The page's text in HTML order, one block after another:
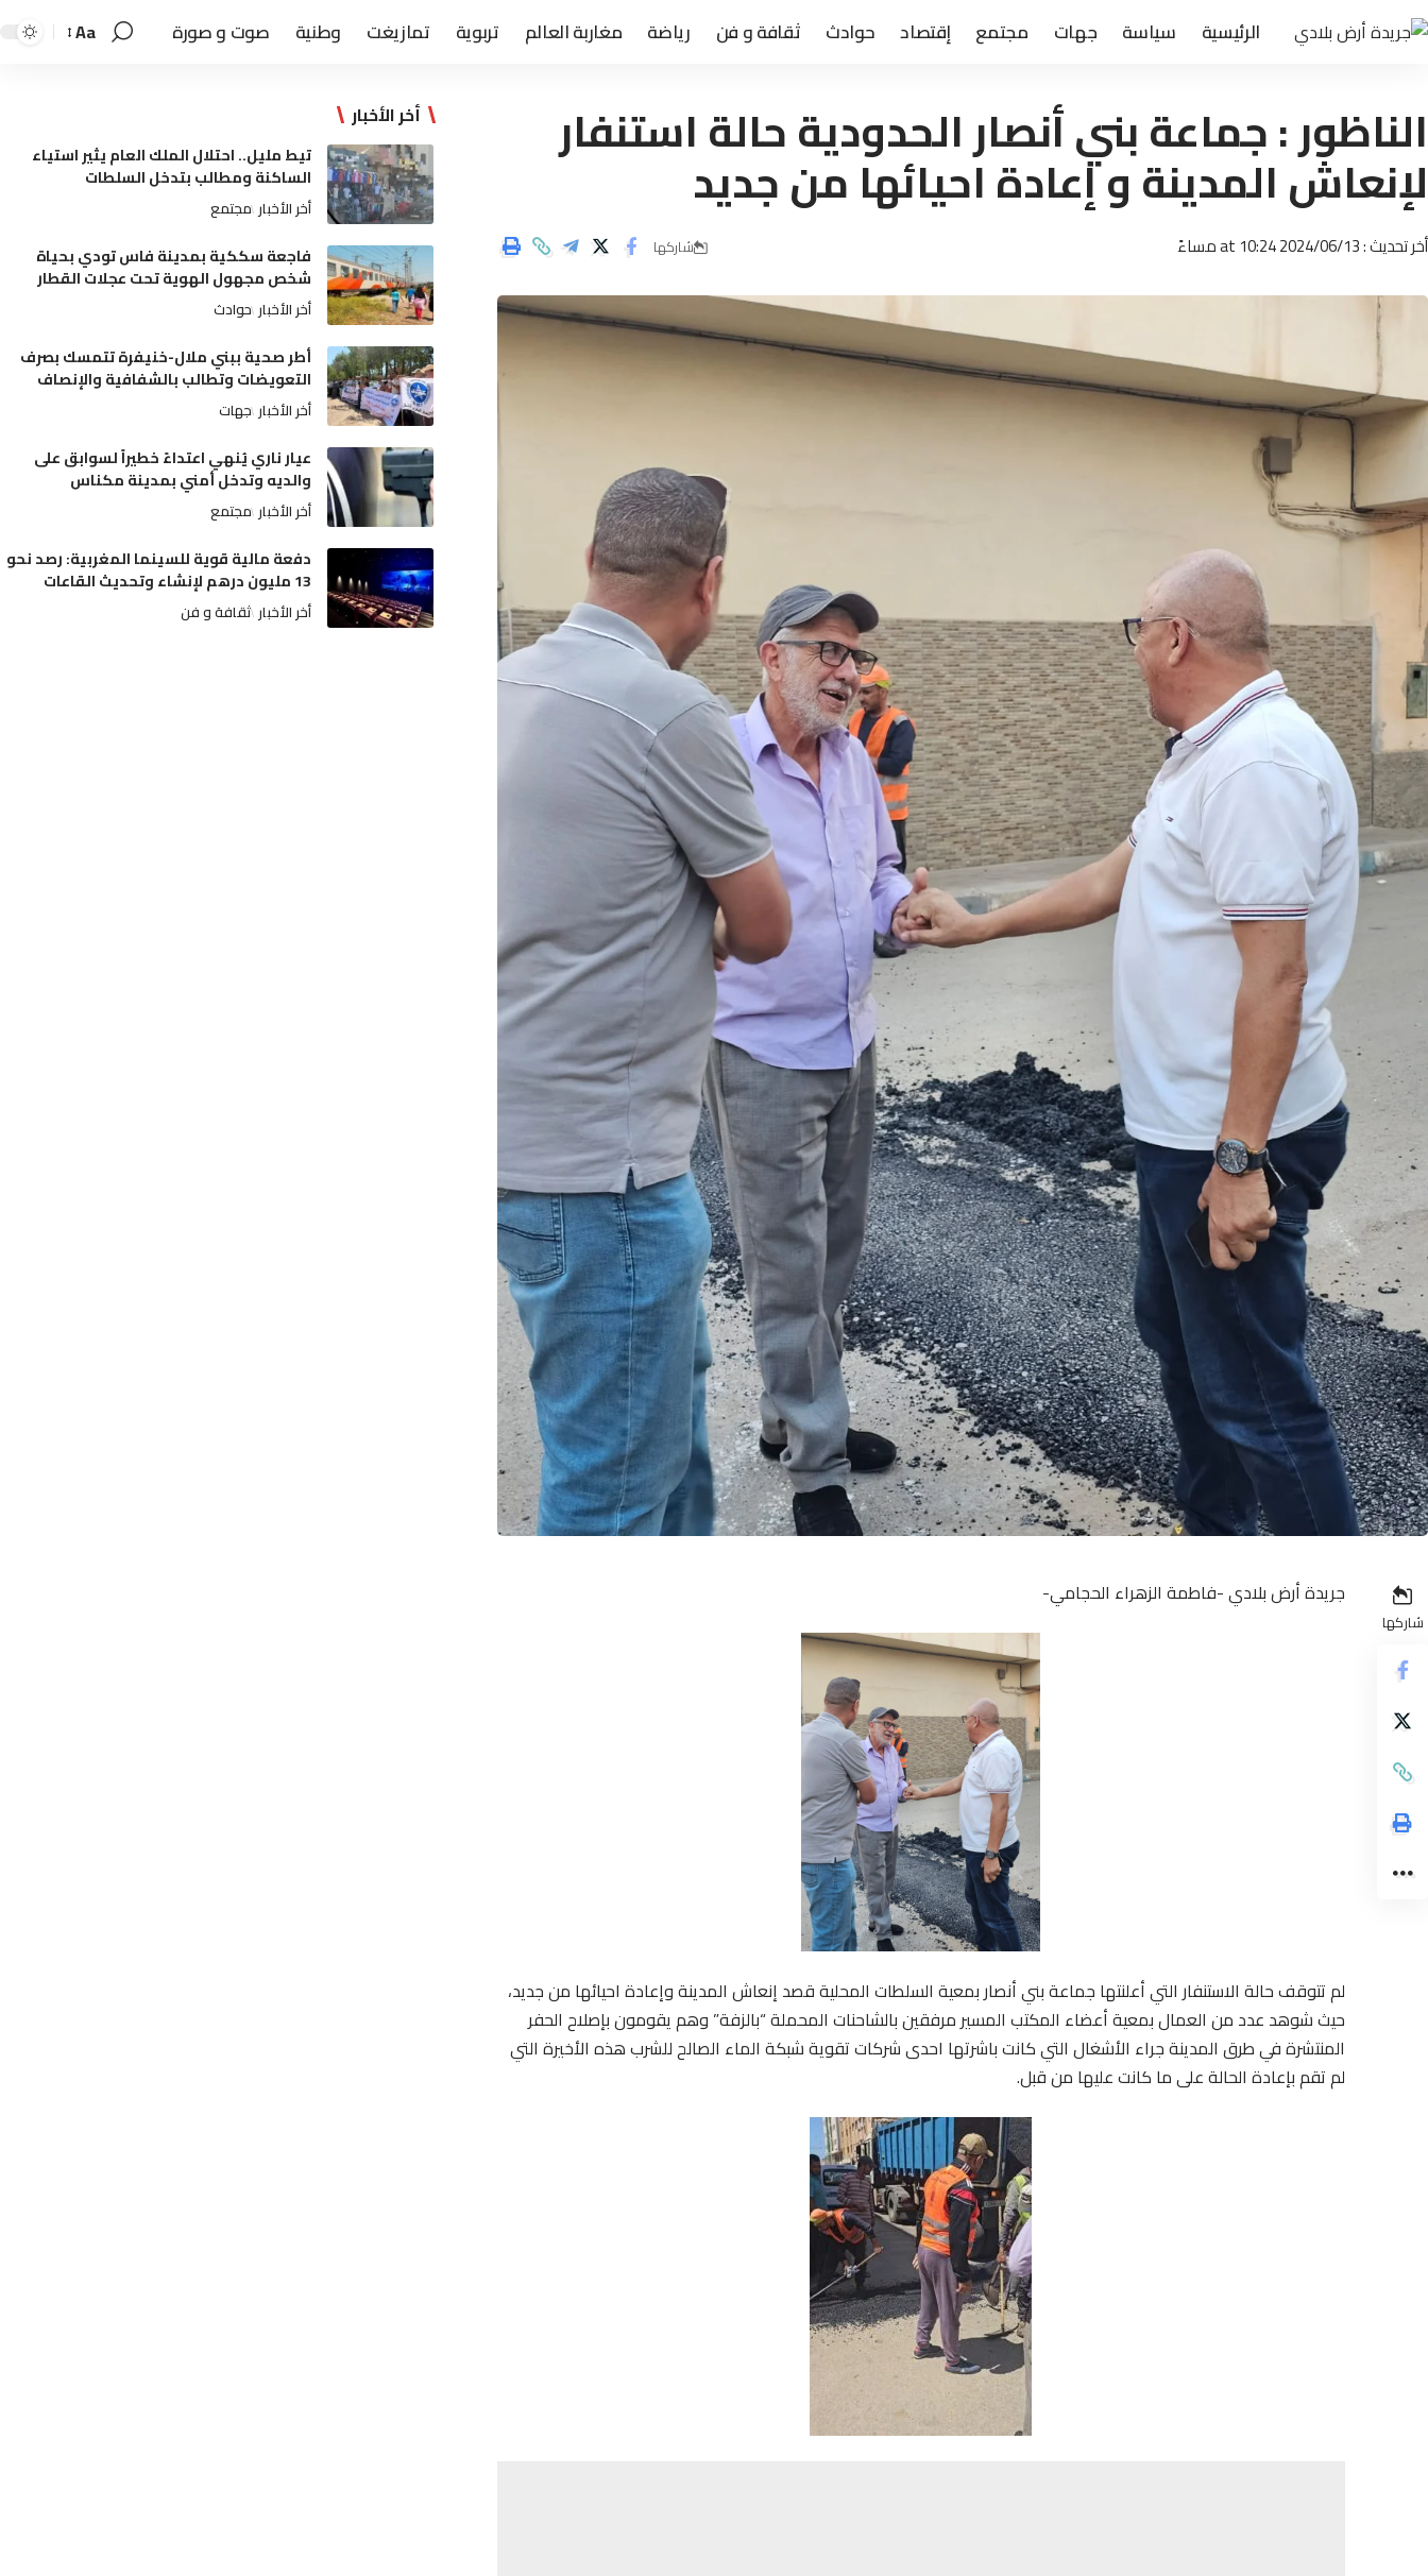
الرئيسية سياسة جهات مجتمع إقتصاد حوادث ثقافة و فن رياضة مغاربة العالم تربوية تمازيغت وطنية صوت و صورة Aa
الناظور : جماعة بني أنصار الحدودية حالة استنفار
لإنعاش المدينة و إعادة احيائها من جديد
أخر تحديث : 2024/06/13 at 10:24 مساءً شاركها
شاركها
جريدة أرض بلادي -فاطمة الزهراء الحجامي-
لم تتوقف حالة الاستنفار التي أعلنتها جماعة بني أنصار بمعية السلطات المحلية قصد إنعاش المدينة وإعادة احيائها من جديد،
حيث شوهد عدد من العمال بمعية أعضاء المكتب المسير مرفقين بالشاحنات المحملة “بالزفة” وهم يقومون بإصلاح الحفر
المنتشرة في طرق المدينة جراء الأشغال التي كانت باشرتها احدى شركات تقوية شبكة الماء الصالح للشرب هذه الأخيرة التي
لم تقم بإعادة الحالة على ما كانت عليها من قبل.
أخر الأخبار
تيط مليل.. احتلال الملك العام يثير استياء
الساكنة ومطالب بتدخل السلطات
أخر الأخبار مجتمع
فاجعة سككية بمدينة فاس تودي بحياة
شخص مجهول الهوية تحت عجلات القطار
أخر الأخبار حوادث
أطر صحية ببني ملال-خنيفرة تتمسك بصرف
التعويضات وتطالب بالشفافية والإنصاف
أخر الأخبار جهات
عيار ناري يُنهي اعتداءً خطيراً لسوابق على
والديه وتدخل أمني بمدينة مكناس
أخر الأخبار مجتمع
دفعة مالية قوية للسينما المغربية: رصد نحو
13 مليون درهم لإنشاء وتحديث القاعات
أخر الأخبار ثقافة و فن